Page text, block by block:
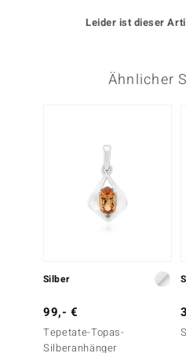
BY DE MELO
Leider ist dieser
Ähnlicher
Silber
99,- €
Tepetate-Topas-
Silberanhänger